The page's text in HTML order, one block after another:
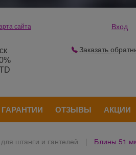
сайта Вход
Заказать
ГАРАНТИИ ОТЗЫВЫ АКЦИИ
штанги и гантелей Блины 51